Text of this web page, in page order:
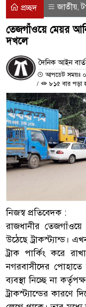
প্রচ্ছদ জাতীয়,
তেজগাঁওয়ে মেয়র
দখলে
দৈনিক আইন
আপডেট সময়ঃ
/
৮১৫ বার পড়া
নিজস্ব প্রতিবেদক :
রাজধানীর
উঠেছে ট্রাকস্ট্যান্ড।
ট্রাক পার্কিং করে
নগরবাসীদের
ব্যবস্থা নিচ্ছে না
ট্রাকস্ট্যান্ডের